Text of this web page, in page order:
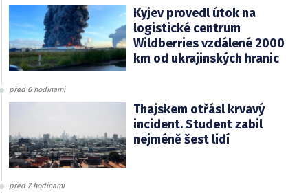
Kyjev provedl útok na
logistické centrum
Wildberries vzdálené 2000
km od ukrajinských hranic
před 6 hodinami
Thajskem otřásl krvavý
incident. Student zabil
nejméně šest lidí
před 7 hodinami